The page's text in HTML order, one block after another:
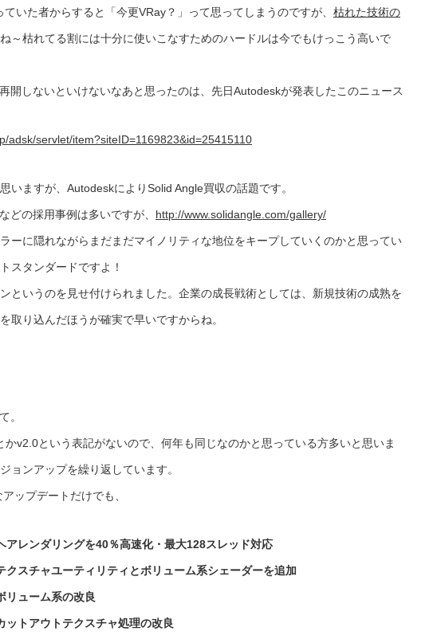
いた者からすると「今更VRay？」って思ってしまうのですが、 枯れた技術の
～枯れてる割には十分に使いこなすためのハードルは今でもけっこう高いで
開しないといけないなあと思ったのは、先日Autodeskが発表したこのニュース
adsk/servlet/item?siteID=1169823&id=25415110
いますが、AutodeskによりSolid Angle買収の話題です。
どの採用事例は多いですが、 http://www.solidangle.com/gallery/
ーに隠れながらまだまだマイノリティな地位をキープしていくのかと思ってい
スタンダードですよ！
というのを見せ付けられました。企業の成長戦術としては、新規技術の成熟を
取り込んだほうが確実で早いですからね。
。
v2.0という表記がないので、何年も同じなのかと思っている方多いと思いま
ョンアップを繰り返しています。
ップデートだけでも、
レンダリングを40％高速化・最大128スレッド対応
スチャユーティリティとボリューム系シェーダーを追加
ューム系の改良
トアウトテクスチャ処理の改良